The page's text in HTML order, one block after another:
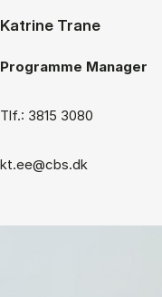
Katrine Trane
Programme Manager
Tlf.: 3815 3080
kt.ee@cbs.dk